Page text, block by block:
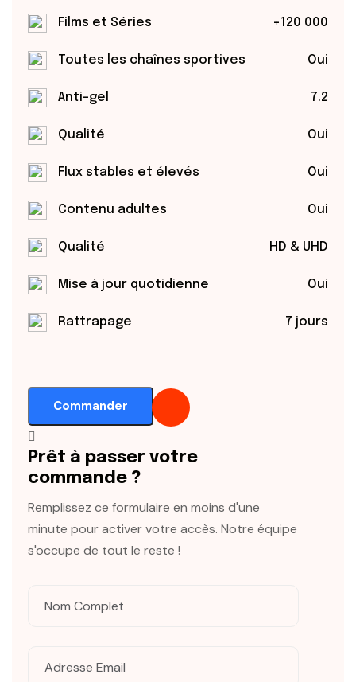
Films et Séries +120 000
Toutes les chaînes sportives Oui
Anti-gel 7.2
Qualité Oui
Flux stables et élevés Oui
Contenu adultes Oui
Qualité HD & UHD
Mise à jour quotidienne Oui
Rattrapage 7 jours
Commander
Prêt à passer votre
commande ?
Remplissez ce formulaire en moins d'une
minute pour activer votre accès. Notre équipe
s'occupe de tout le reste !